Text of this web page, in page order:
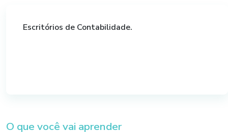
Escritórios de Contabilidade.
O que você vai aprender